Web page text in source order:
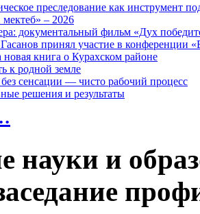
преследование как инструмент
мектеб» – 2026
документальный фильм «Дух
принял участие в конференции
новая книга о Курахском районе
к родной земле
сенсации — чисто рабочий процесс
решения и результаты
науки и